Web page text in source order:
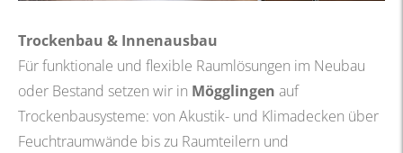
Trockenbau & Innenausbau
Für funktionale und flexible Raumlösungen im Neubau
oder Bestand setzen wir in Mögglingen auf
Trockenbausysteme: von Akustik- und Klimadecken über
Feuchtraumwände bis zu Raumteilern und